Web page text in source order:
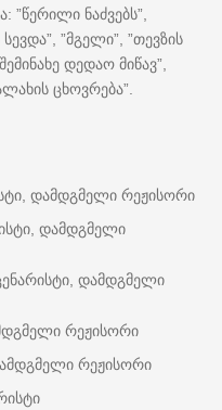
: ”წერილი ნაძვებს”,
სევდა”, ”მგელი”, ”თევზის
შემინახე დედაო მიწავ”,
ცხოვრება”.
დამდგმელი რეჟისორი
დამდგმელი
დამდგმელი
რეჟისორი
რეჟისორი